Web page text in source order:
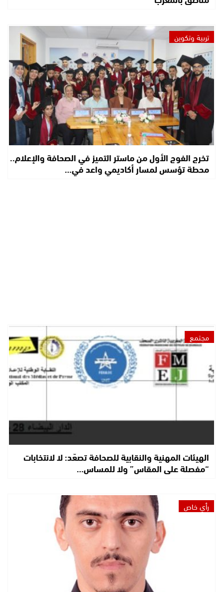
تربية وتكوين
تخرج الفوج الأول من ماستر التميز في الصحافة والإعلام..
محطة تؤسس لمسار أكاديمي واعد في…
مجتمع
الهيئات المهنية والنقابية للصحافة تصعّد: لا لانتخابات
“مفصلة على المقاس” ولا للمساس…
رأي خاص